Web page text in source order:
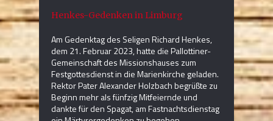
Henkes-Gedenken in Limburg
Am Gedenktag des Seligen Richard Henkes,
dem 21. Februar 2023, hatte die Pallottiner-
Gemeinschaft des Missionshauses zum
Festgottesdienst in die Marienkirche geladen.
Rektor Pater Alexander Holzbach begrüßte zu
Beginn mehr als fünfzig Mitfeiernde und
dankte für den Spagat, am Fastnachtsdienstag